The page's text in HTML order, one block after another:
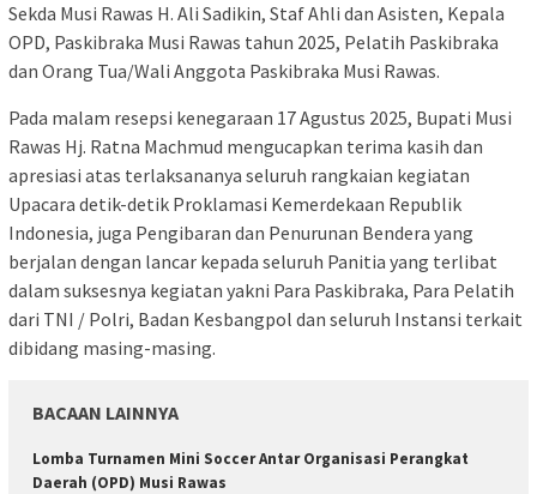
Sekda Musi Rawas H. Ali Sadikin, Staf Ahli dan Asisten, Kepala
OPD, Paskibraka Musi Rawas tahun 2025, Pelatih Paskibraka
dan Orang Tua/Wali Anggota Paskibraka Musi Rawas.
Pada malam resepsi kenegaraan 17 Agustus 2025, Bupati Musi
Rawas Hj. Ratna Machmud mengucapkan terima kasih dan
apresiasi atas terlaksananya seluruh rangkaian kegiatan
Upacara detik-detik Proklamasi Kemerdekaan Republik
Indonesia, juga Pengibaran dan Penurunan Bendera yang
berjalan dengan lancar kepada seluruh Panitia yang terlibat
dalam suksesnya kegiatan yakni Para Paskibraka, Para Pelatih
dari TNI / Polri, Badan Kesbangpol dan seluruh Instansi terkait
dibidang masing-masing.
BACAAN LAINNYA
Lomba Turnamen Mini Soccer Antar Organisasi Perangkat
Daerah (OPD) Musi Rawas